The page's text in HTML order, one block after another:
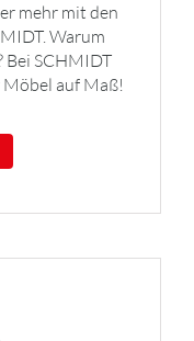
mehr mit den
Warum
Bei SCHMIDT
Möbel auf Maß!